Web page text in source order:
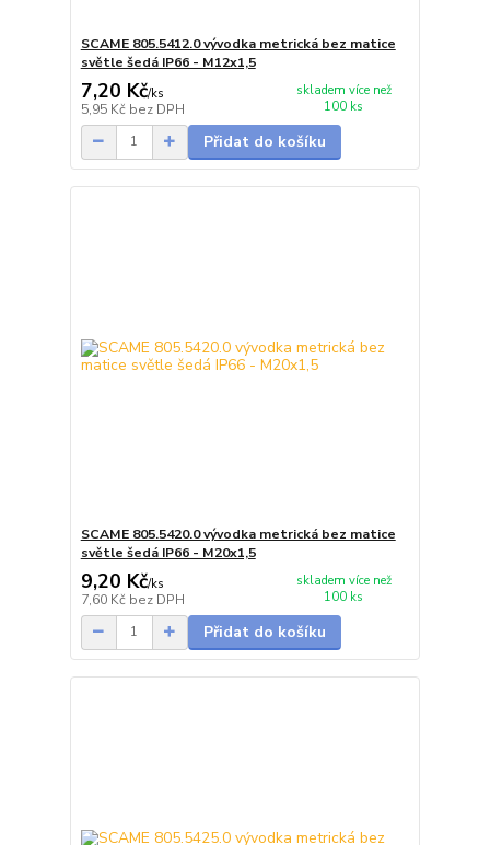
SCAME 805.5412.0 vývodka metrická bez matice
světle šedá IP66 - M12x1,5
7,20 Kč/ks
5,95 Kč bez DPH
skladem více než
100 ks
Přidat do košíku
SCAME 805.5420.0 vývodka metrická bez matice
světle šedá IP66 - M20x1,5
9,20 Kč/ks
7,60 Kč bez DPH
skladem více než
100 ks
Přidat do košíku